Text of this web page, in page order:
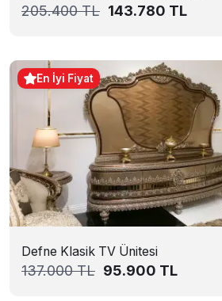
205.400TL 143.780 TL
En İyi Fiyat
Defne Klasik TV Ünitesi
137.000TL 95.900 TL